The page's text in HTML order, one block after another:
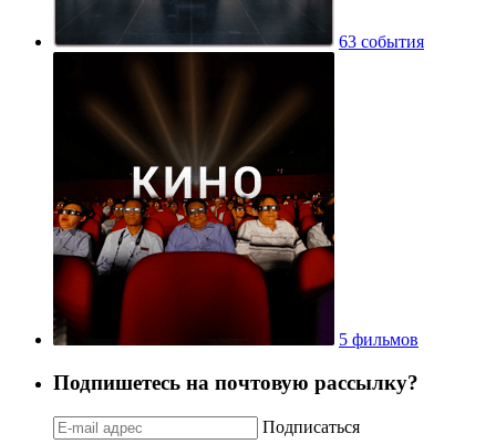
63 события
5 фильмов
Подпишетесь на почтовую рассылку?
Подписаться